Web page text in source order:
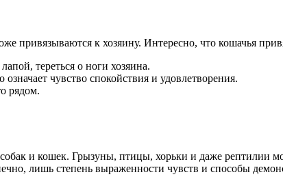
привязываются к хозяину. Интересно, что кошачья
тереться о ноги хозяина.
чувство спокойствия и удовлетворения.
рядом.
собак и кошек. Грызуны, птицы, хорьки и даже рептилии
лишь степень выраженности чувств и способы